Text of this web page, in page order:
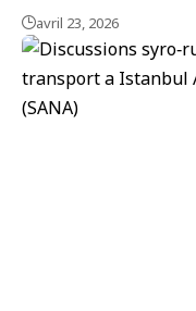
avril 23, 2026